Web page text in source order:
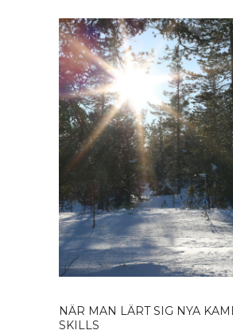
NÄR MAN LÄRT SIG NYA
SKILLS